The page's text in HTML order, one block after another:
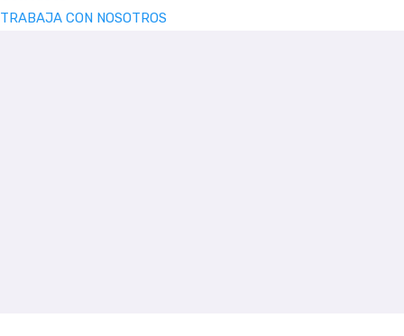
TRABAJA CON NOSOTROS